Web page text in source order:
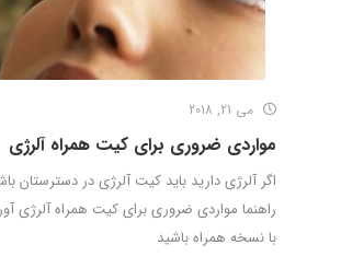
می 21, 2018
مواردی ضروری برای کیت همراه آلرژی
اگر آلرژی دارید باید کیت آلرژی در دسترستان
راهنما مواردی ضروری برای کیت همراه آلرژی
با نسخه همراه باشید